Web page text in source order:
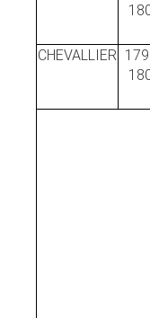
CHEVALLIER